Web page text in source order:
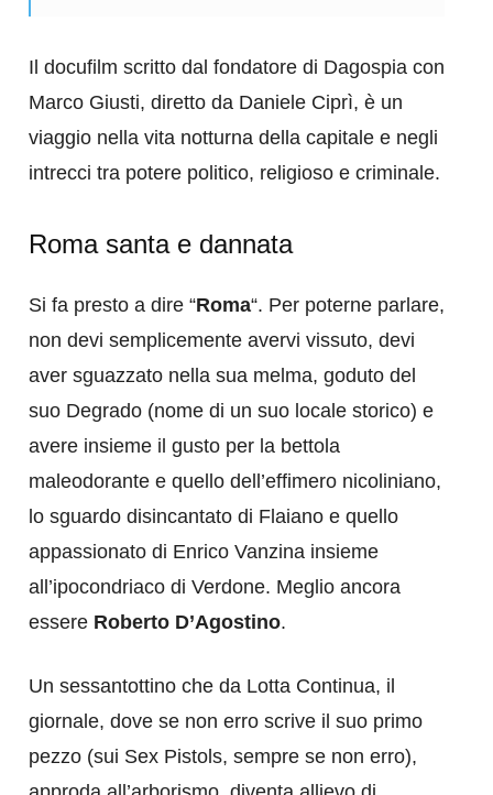
Il docufilm scritto dal fondatore di Dagospia con
Marco Giusti, diretto da Daniele Ciprì, è un
viaggio nella vita notturna della capitale e negli
intrecci tra potere politico, religioso e criminale.
Roma santa e dannata
Si fa presto a dire “Roma“. Per poterne parlare,
non devi semplicemente avervi vissuto, devi
aver sguazzato nella sua melma, goduto del
suo Degrado (nome di un suo locale storico) e
avere insieme il gusto per la bettola
maleodorante e quello dell’effimero nicoliniano,
lo sguardo disincantato di Flaiano e quello
appassionato di Enrico Vanzina insieme
all’ipocondriaco di Verdone. Meglio ancora
essere Roberto D’Agostino.
Un sessantottino che da Lotta Continua, il
giornale, dove se non erro scrive il suo primo
pezzo (sui Sex Pistols, sempre se non erro),